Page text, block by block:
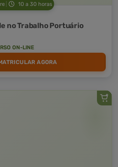
10 a 30 horas
no Trabalho Portuário
ON-LINE
AGORA